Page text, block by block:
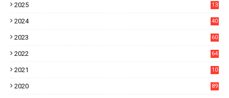
2025
13
2024
40
2023
60
2022
64
2021
10
2020
89